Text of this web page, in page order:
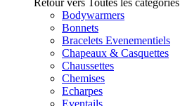
Retour vers Toutes les catégories
Bodywarmers
Bonnets
Bracelets Evenementiels
Chapeaux & Casquettes
Chaussettes
Chemises
Echarpes
Eventails